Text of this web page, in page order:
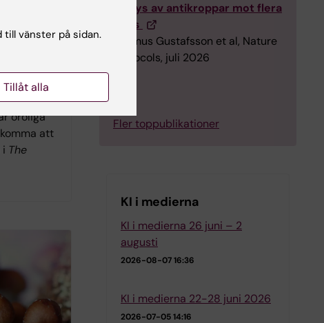
autism
oroliga
att
i The
analys av antikroppar mot flera
virus
Rasmus Gustafsson et al, Nature
Protocols, juli 2026
Fler toppublikationer
KI i medierna
KI i medierna 26 juni – 2
augusti
2026-08-07 16:36
KI i medierna 22-28 juni 2026
2026-07-05 14:16
till vänster på sidan.
Tillåt alla